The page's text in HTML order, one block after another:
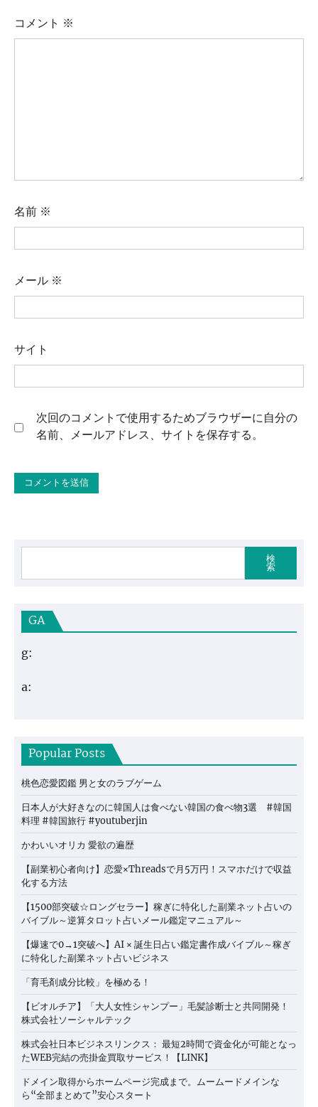
コメント ※
名前 ※
メール ※
サイト
次回のコメントで使用するためブラウザーに自分の
名前、メールアドレス、サイトを保存する。
検
索
GA
g:
a:
Popular Posts
桃色恋愛図鑑 男と女のラブゲーム
日本人が大好きなのに韓国人は食べない韓国の食べ物3選 #韓国
料理 #韓国旅行 #youtuberjin
かわいいオリカ 愛欲の遍歴
【副業初心者向け】恋愛×Threadsで月5万円！スマホだけで収益
化する方法
【1500部突破☆ロングセラー】稼ぎに特化した副業ネット占いの
バイブル～逆算タロット占いメール鑑定マニュアル～
【爆速で0→1突破へ】AI × 誕生日占い鑑定書作成バイブル～稼ぎ
に特化した副業ネット占いビジネス
「育毛剤成分比較」を極める！
【ビオルチア】「大人女性シャンプー」毛髪診断士と共同開発！
株式会社ソーシャルテック
株式会社日本ビジネスリンクス： 最短2時間で資金化が可能となっ
たWEB完結の売掛金買取サービス！【LINK】
ドメイン取得からホームページ完成まで。ムームードメインな
ら“全部まとめて”安心スタート